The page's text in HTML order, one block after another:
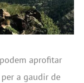
aprofitar
a gaudir de